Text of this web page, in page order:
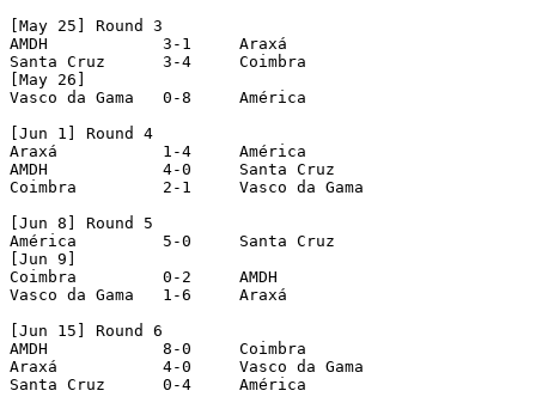
[May 25] Round 3
AMDH   		3-1	Araxá
Santa Cruz  	3-4	Coimbra
[May 26]
Vasco da Gama  	0-8	América
[Jun 1] Round 4
Araxá		1-4	América
AMDH   		4-0	Santa Cruz
Coimbra   	2-1	Vasco da Gama
[Jun 8] Round 5
América   	5-0	Santa Cruz
[Jun 9]
Coimbra   	0-2	AMDH
Vasco da Gama  	1-6	Araxá
[Jun 15] Round 6
AMDH   		8-0	Coimbra
Araxá		4-0	Vasco da Gama
Santa Cruz  	0-4	América